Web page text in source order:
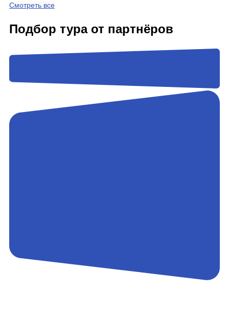
Смотреть все
Подбор тура от партнёров